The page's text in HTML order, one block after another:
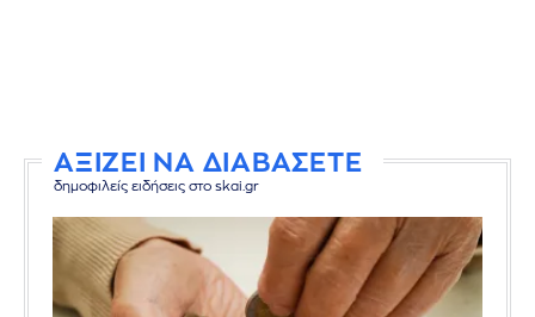
ΑΞΙΖΕΙ ΝΑ ΔΙΑΒΑΣΕΤΕ
δημοφιλείς ειδήσεις στο skai.gr